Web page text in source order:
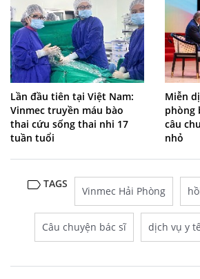
Lần đầu tiên tại Việt Nam:
Vinmec truyền máu bào
thai cứu sống thai nhi 17
tuần tuổi
Miễn
phòng
câu
nhỏ
TAGS
Vinmec Hải Phòng
Câu chuyện bác sĩ dịch vụ y